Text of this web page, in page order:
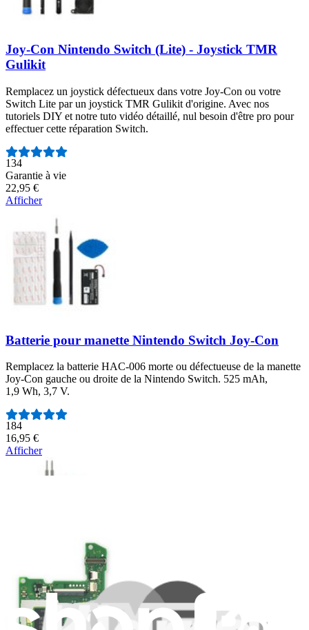
Joy-Con Nintendo Switch (Lite) - Joystick TMR
Gulikit
Remplacez un joystick défectueux dans votre Joy-Con ou votre
Switch Lite par un joystick TMR Gulikit d'origine. Avec nos
tutoriels DIY et notre tuto vidéo détaillé, nul besoin d'être pro pour
effectuer cette réparation Switch.
Nombre d'avis :
134
Garantie à vie
22,95 €
Afficher
Batterie pour manette Nintendo Switch Joy-Con
Remplacez la batterie HAC-006 morte ou défectueuse de la manette
Joy-Con gauche ou droite de la Nintendo Switch. 525 mAh,
1,9 Wh, 3,7 V.
Nombre d'avis :
184
16,95 €
Afficher
Lecteur de carte Micro SD pour Nintendo Switch
Remplacez le lecteur de carte Micro SD cassé ou défectueux de